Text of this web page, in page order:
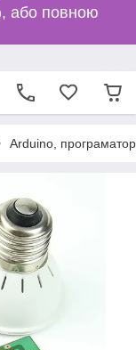
або повною
Arduino,